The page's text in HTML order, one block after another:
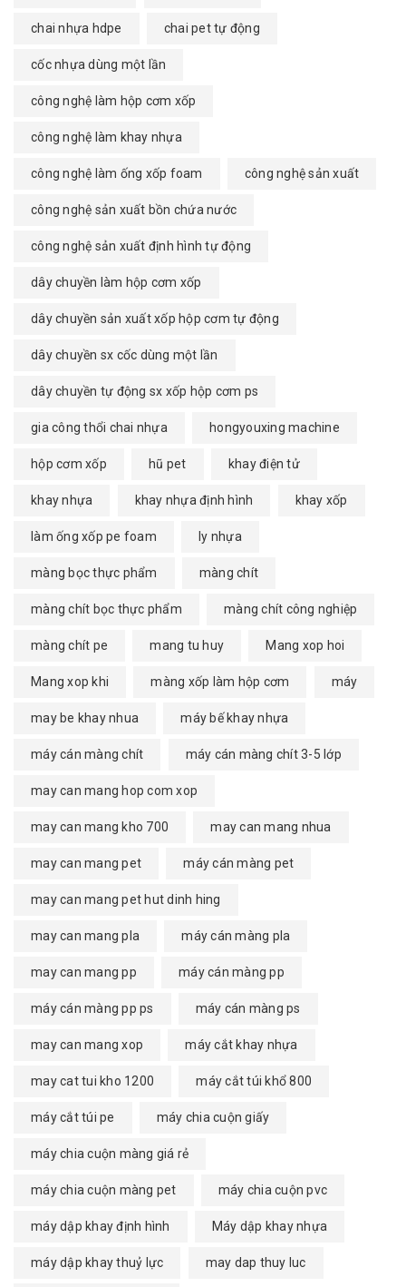
chai nhựa hdpe chai pet tự động
cốc nhựa dùng một lần
công nghệ làm hộp cơm xốp
công nghệ làm khay nhựa
công nghệ làm ống xốp foam công nghệ sản xuất
công nghệ sản xuất bồn chứa nước
công nghệ sản xuất định hình tự động
dây chuyền làm hộp cơm xốp
dây chuyền sản xuất xốp hộp cơm tự động
dây chuyền sx cốc dùng một lần
dây chuyền tự động sx xốp hộp cơm ps
gia công thổi chai nhựa hongyouxing machine
hộp cơm xốp hũ pet khay điện tử
khay nhựa khay nhựa định hình khay xốp
làm ống xốp pe foam ly nhựa
màng bọc thực phẩm màng chít
màng chít bọc thực phẩm màng chít công nghiệp
màng chít pe mang tu huy Mang xop hoi
Mang xop khi màng xốp làm hộp cơm máy
may be khay nhua máy bế khay nhựa
máy cán màng chít máy cán màng chít 3-5 lớp
may can mang hop com xop
may can mang kho 700 may can mang nhua
may can mang pet máy cán màng pet
may can mang pet hut dinh hing
may can mang pla máy cán màng pla
may can mang pp máy cán màng pp
máy cán màng pp ps máy cán màng ps
may can mang xop máy cắt khay nhựa
may cat tui kho 1200 máy cắt túi khổ 800
máy cắt túi pe máy chia cuộn giấy
máy chia cuộn màng giá rẻ
máy chia cuộn màng pet máy chia cuộn pvc
máy dập khay định hình Máy dập khay nhựa
máy dập khay thuỷ lực may dap thuy luc